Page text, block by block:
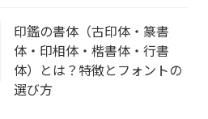
印鑑の書体（古印体・篆書
体・印相体・楷書体・行書
体）とは？特徴とフォントの
選び方